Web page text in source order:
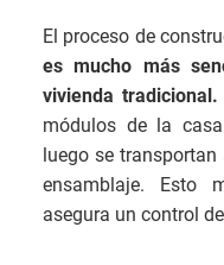
El proceso de
es mucho más
vivienda tradicional.
módulos de la
luego se
ensamblaje. Esto
asegura un control